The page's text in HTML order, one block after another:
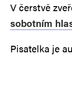
V čerstvě
sobotním
Pisatelka je